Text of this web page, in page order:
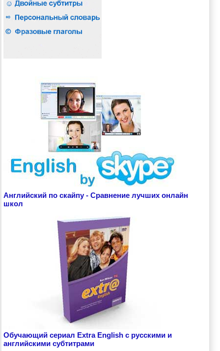
Английский по скайпу - Сравнение лучших онлайн
школ
Обучающий сериал Extra English с русскими и
английскими субтитрами